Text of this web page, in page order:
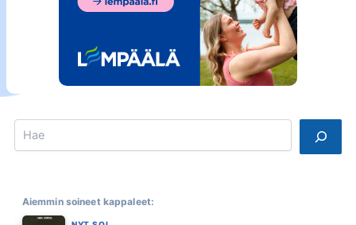
Search
Aiemmin soineet kappaleet: